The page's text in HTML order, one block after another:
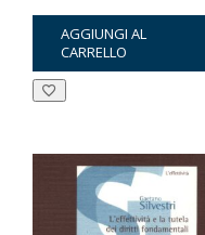
prezzo
originale
era:
prezzo
attuale
è:
AGGIUNGI AL
CARRELLO